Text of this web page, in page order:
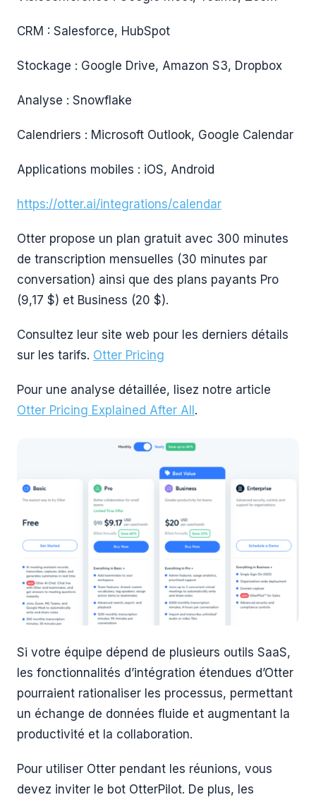
CRM : Salesforce, HubSpot
Stockage : Google Drive, Amazon S3, Dropbox
Analyse : Snowflake
Calendriers : Microsoft Outlook, Google Calendar
Applications mobiles : iOS, Android
https://otter.ai/integrations/calendar
Otter propose un plan gratuit avec 300 minutes
de transcription mensuelles (30 minutes par
conversation) ainsi que des plans payants Pro
(9,17 $) et Business (20 $).
Consultez leur site web pour les derniers détails
sur les tarifs. Otter Pricing
Pour une analyse détaillée, lisez notre article
Otter Pricing Explained After All.
Si votre équipe dépend de plusieurs outils SaaS,
les fonctionnalités d’intégration étendues d’Otter
pourraient rationaliser les processus, permettant
un échange de données fluide et augmentant la
productivité et la collaboration.
Pour utiliser Otter pendant les réunions, vous
devez inviter le bot OtterPilot. De plus, les